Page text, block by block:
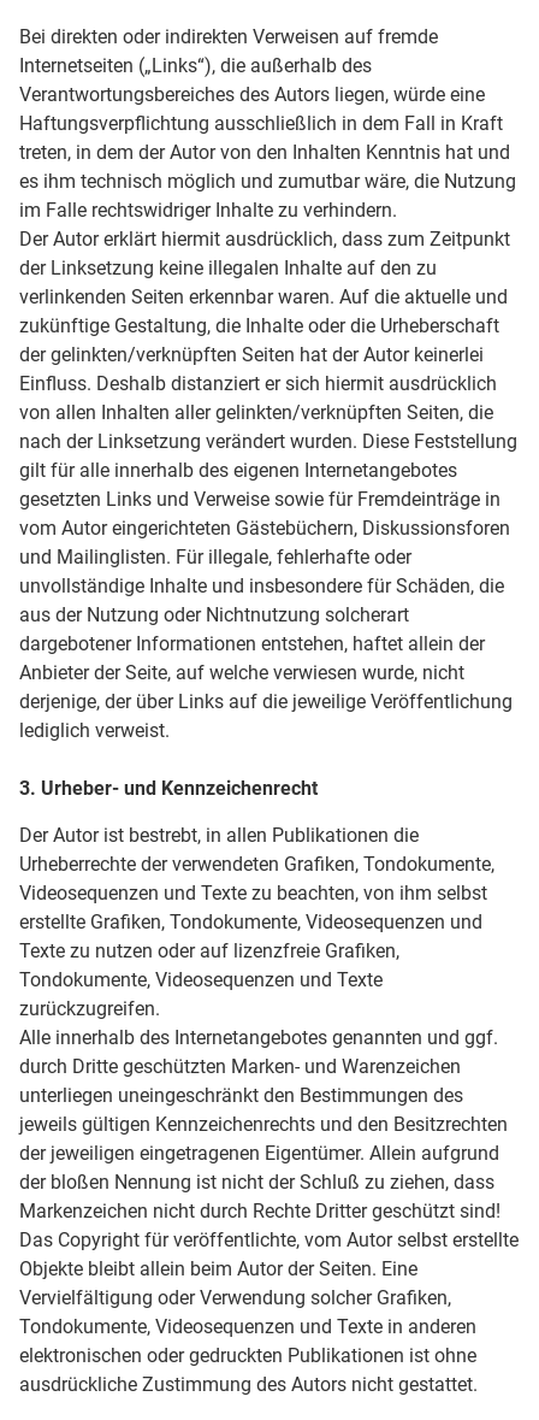
Bei direkten oder indirekten Verweisen auf fremde
Internetseiten („Links“), die außerhalb des
Verantwortungsbereiches des Autors liegen, würde eine
Haftungsverpflichtung ausschließlich in dem Fall in Kraft
treten, in dem der Autor von den Inhalten Kenntnis hat und
es ihm technisch möglich und zumutbar wäre, die Nutzung
im Falle rechtswidriger Inhalte zu verhindern.
Der Autor erklärt hiermit ausdrücklich, dass zum Zeitpunkt
der Linksetzung keine illegalen Inhalte auf den zu
verlinkenden Seiten erkennbar waren. Auf die aktuelle und
zukünftige Gestaltung, die Inhalte oder die Urheberschaft
der gelinkten/verknüpften Seiten hat der Autor keinerlei
Einfluss. Deshalb distanziert er sich hiermit ausdrücklich
von allen Inhalten aller gelinkten/verknüpften Seiten, die
nach der Linksetzung verändert wurden. Diese Feststellung
gilt für alle innerhalb des eigenen Internetangebotes
gesetzten Links und Verweise sowie für Fremdeinträge in
vom Autor eingerichteten Gästebüchern, Diskussionsforen
und Mailinglisten. Für illegale, fehlerhafte oder
unvollständige Inhalte und insbesondere für Schäden, die
aus der Nutzung oder Nichtnutzung solcherart
dargebotener Informationen entstehen, haftet allein der
Anbieter der Seite, auf welche verwiesen wurde, nicht
derjenige, der über Links auf die jeweilige Veröffentlichung
lediglich verweist.
3. Urheber- und Kennzeichenrecht
Der Autor ist bestrebt, in allen Publikationen die
Urheberrechte der verwendeten Grafiken, Tondokumente,
Videosequenzen und Texte zu beachten, von ihm selbst
erstellte Grafiken, Tondokumente, Videosequenzen und
Texte zu nutzen oder auf lizenzfreie Grafiken,
Tondokumente, Videosequenzen und Texte
zurückzugreifen.
Alle innerhalb des Internetangebotes genannten und ggf.
durch Dritte geschützten Marken- und Warenzeichen
unterliegen uneingeschränkt den Bestimmungen des
jeweils gültigen Kennzeichenrechts und den Besitzrechten
der jeweiligen eingetragenen Eigentümer. Allein aufgrund
der bloßen Nennung ist nicht der Schluß zu ziehen, dass
Markenzeichen nicht durch Rechte Dritter geschützt sind!
Das Copyright für veröffentlichte, vom Autor selbst erstellte
Objekte bleibt allein beim Autor der Seiten. Eine
Vervielfältigung oder Verwendung solcher Grafiken,
Tondokumente, Videosequenzen und Texte in anderen
elektronischen oder gedruckten Publikationen ist ohne
ausdrückliche Zustimmung des Autors nicht gestattet.